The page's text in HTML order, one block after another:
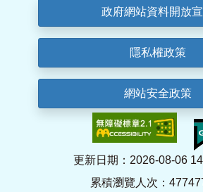
政府網站資料開放
隱私權政策
網站安全政策
更新日期：2026-08-06
累積瀏覽人次：